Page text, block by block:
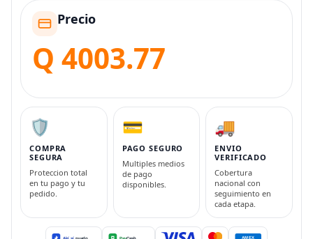
Precio
Q 4003.77
🛡️
COMPRA
SEGURA
Proteccion total
en tu pago y tu
pedido.
💳
PAGO SEGURO
Multiples medios
de pago
disponibles.
🚚
ENVIO
VERIFICADO
Cobertura
nacional con
seguimiento en
cada etapa.